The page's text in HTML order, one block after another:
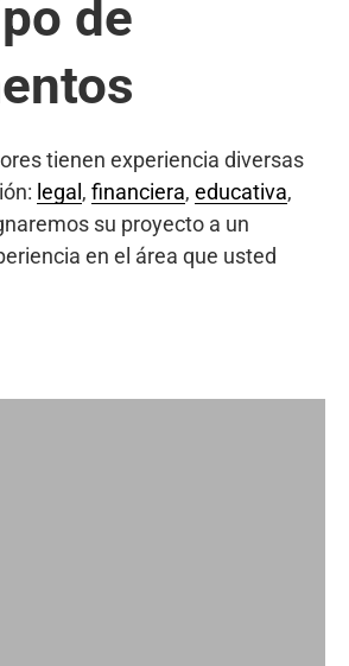
de
tienen experiencia diversas
legal , financiera, educativa,
su proyecto a un
en el área que usted